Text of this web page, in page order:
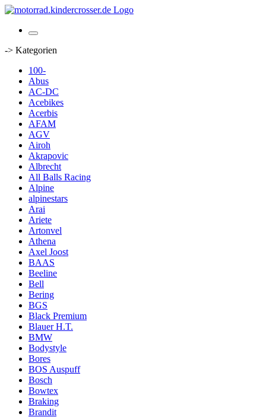
-> Kategorien
100-
Abus
AC-DC
Acebikes
Acerbis
AFAM
AGV
Airoh
Akrapovic
Albrecht
All Balls Racing
Alpine
alpinestars
Arai
Ariete
Artonvel
Athena
Axel Joost
BAAS
Beeline
Bell
Bering
BGS
Black Premium
Blauer H.T.
BMW
Bodystyle
Bores
BOS Auspuff
Bosch
Bowtex
Braking
Brandit